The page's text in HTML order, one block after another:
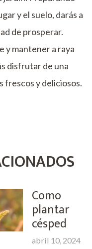
y el suelo, darás a
de prosperar.
y mantener a raya
disfrutar de una
frescos y deliciosos.
Como
plantar
césped
abril 10, 2024